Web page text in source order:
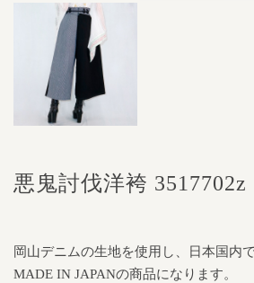
悪鬼討伐洋袴 3517702z
岡山デニムの生地を使用し、日本国内
MADE IN JAPANの商品になります。